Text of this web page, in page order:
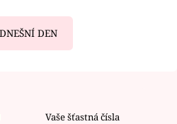
DEN
Vaše šťastná čísla